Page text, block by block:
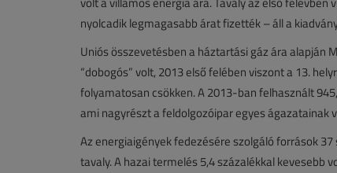
nyolcadik legmagasabb árat fizették – áll a
Uniós összevetésben a háztartási gáz ára alapján
“dobogós” volt, 2013 első felében viszont a 13.
folyamatosan csökken. A 2013-ban felhasznált
ami nagyrészt a feldolgozóipar egyes ágazatainak
Az energiaigények fedezésére szolgáló források
tavaly. A hazai termelés 5,4 százalékkal kevesebb